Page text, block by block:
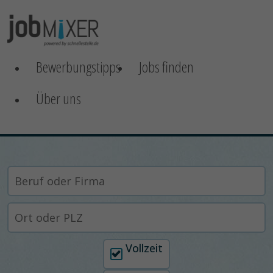
Bewerbungstipps
Jobs finden
Über uns
Arbeitszeit auswählen
Vollzeit